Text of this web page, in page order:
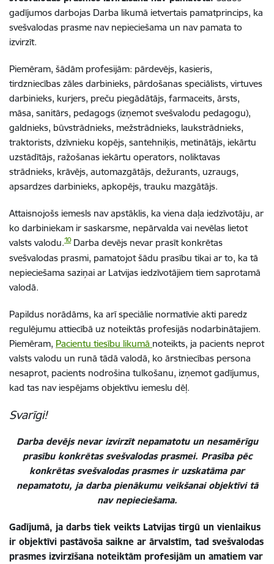
gadījumos darbojas Darba likumā ietvertais pamatprincips, ka
svešvalodas prasme nav nepieciešama un nav pamata to
izvirzīt.
Piemēram, šādām profesijām: pārdevējs, kasieris,
tirdzniecības zāles darbinieks, pārdošanas speciālists, virtuves
darbinieks, kurjers, preču piegādātājs, farmaceits, ārsts,
māsa, sanitārs, pedagogs (izņemot svešvalodu pedagogu),
galdnieks, būvstrādnieks, mežstrādnieks, laukstrādnieks,
traktorists, dzīvnieku kopējs, santehniķis, metinātājs, iekārtu
uzstādītājs, ražošanas iekārtu operators, noliktavas
strādnieks, krāvējs, automazgātājs, dežurants, uzraugs,
apsardzes darbinieks, apkopējs, trauku mazgātājs.
Attaisnojošs iemesls nav apstāklis, ka viena daļa iedzīvotāju, ar
ko darbiniekam ir saskarsme, nepārvalda vai nevēlas lietot
valsts valodu.10Darba devējs nevar prasīt konkrētas
svešvalodas prasmi, pamatojot šādu prasību tikai ar to, ka tā
nepieciešama saziņai ar Latvijas iedzīvotājiem tiem saprotamā
valodā.
Papildus norādāms, ka arī speciālie normatīvie akti paredz
regulējumu attiecībā uz noteiktās profesijās nodarbinātajiem.
Piemēram, Pacientu tiesību likumā noteikts, ja pacients neprot
valsts valodu un runā tādā valodā, ko ārstniecības persona
nesaprot, pacients nodrošina tulkošanu, izņemot gadījumus,
kad tas nav iespējams objektīvu iemeslu dēļ.
Svarīgi!
Darba devējs nevar izvirzīt nepamatotu un nesamērīgu
prasību konkrētas svešvalodas prasmei. Prasība pēc
konkrētas svešvalodas prasmes ir uzskatāma par
nepamatotu, ja darba pienākumu veikšanai objektīvi tā
nav nepieciešama.
Gadījumā, ja darbs tiek veikts Latvijas tirgū un vienlaikus
ir objektīvi pastāvoša saikne ar ārvalstīm, tad svešvalodas
prasmes izvirzīšana noteiktām profesijām un amatiem var